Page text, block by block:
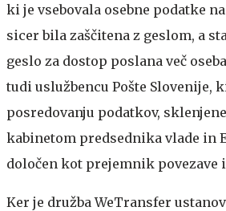
ki je vsebovala osebne podatke
sicer bila zaščitena z geslom, a
geslo za dostop poslana več
tudi uslužbencu Pošte Slovenije,
posredovanju podatkov,
kabinetom predsednika vlade in
določen kot prejemnik povezave
Ker je družba WeTransfer